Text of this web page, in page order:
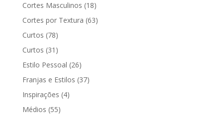
Cortes Masculinos (18)
Cortes por Textura (63)
Curtos (78)
Curtos (31)
Estilo Pessoal (26)
Franjas e Estilos (37)
Inspirações (4)
Médios (55)